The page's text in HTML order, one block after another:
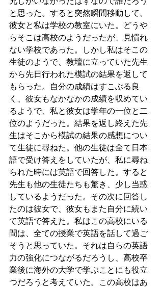
と思った。すると突然瞬間移動して、
彼女と私は学校の教室にいた。どうや
らそこは高校のようだったが、見慣れ
ない学校であった。しかし私はそこの
生徒のようで、教壇に立っていた先生
から先日行われた模試の結果を返して
もらった。自分の成績はすこぶる良
く、彼女もなかなかの成績を収めてい
るようで、私と彼女は学年の一位と二
位のようだった。結果を返し終えた先
生はそこから模試の結果の感想につい
て生徒に尋ねた。他の生徒は全て日本
語で受け答えをしていたが、私に尋ね
られた時には英語で回答した。すると
先生も他の生徒たちも驚き、少し当惑
しているようだった。その次に回答し
たのは彼女で、彼女もまた自分に続い
て英語で答えた。私はこの高校にいる
間は、全ての授業で英語を話して過ご
そうと思っていた。それは自らの英語
力の強化につながるだろうし、高校卒
業後に海外の大学で学ぶことにも役立
つだろうと考えていた。この高校はあ